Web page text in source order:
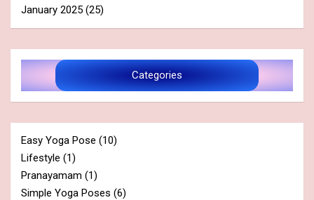
January 2025 (25)
Categories
Easy Yoga Pose (10)
Lifestyle (1)
Pranayamam (1)
Simple Yoga Poses (6)